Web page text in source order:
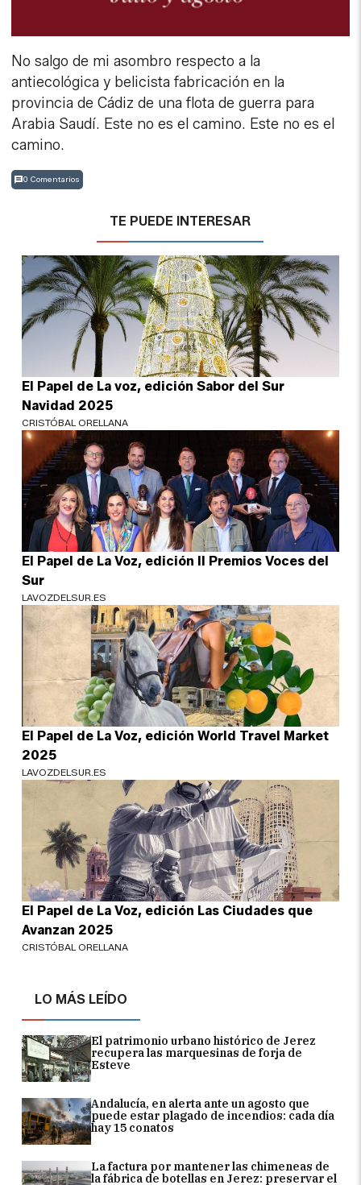
LO MÁS LEÍDO
El patrimonio urbano histórico de Jerez
recupera las marquesinas de forja de
Esteve
Andalucía, en alerta ante un agosto que
puede estar plagado de incendios: cada día
hay 15 conatos
La factura por mantener las chimeneas de
la fábrica de botellas en Jerez: preservar el
No salgo de mi asombro respecto a la
antiecológica y belicista fabricación en la
provincia de Cádiz de una flota de guerra para
Arabia Saudí. Este no es el camino. Este no es el
camino.
0 Comentarios
TE PUEDE INTERESAR
El Papel de La voz, edición Sabor del Sur
Navidad 2025
CRISTÓBAL ORELLANA
El Papel de La Voz, edición II Premios Voces del
Sur
LAVOZDELSUR.ES
El Papel de La Voz, edición World Travel Market
2025
LAVOZDELSUR.ES
El Papel de La Voz, edición Las Ciudades que
Avanzan 2025
CRISTÓBAL ORELLANA